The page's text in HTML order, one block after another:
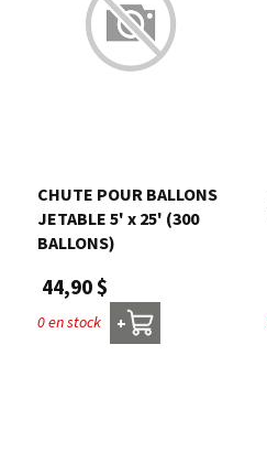
CHUTE POUR BALLONS
JETABLE 5' x 25' (300
BALLONS)
44,90 $
0 en stock +